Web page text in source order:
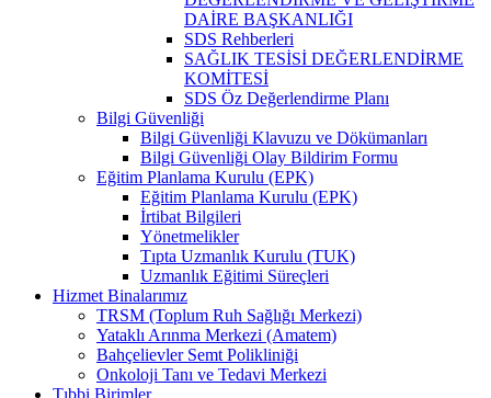
DAİRE BAŞKANLIĞI
SDS Rehberleri
SAĞLIK TESİSİ DEĞERLENDİRME
KOMİTESİ
SDS Öz Değerlendirme Planı
Bilgi Güvenliği
Bilgi Güvenliği Klavuzu ve Dökümanları
Bilgi Güvenliği Olay Bildirim Formu
Eğitim Planlama Kurulu (EPK)
Eğitim Planlama Kurulu (EPK)
İrtibat Bilgileri
Yönetmelikler
Tıpta Uzmanlık Kurulu (TUK)
Uzmanlık Eğitimi Süreçleri
Hizmet Binalarımız
TRSM (Toplum Ruh Sağlığı Merkezi)
Yataklı Arınma Merkezi (Amatem)
Bahçelievler Semt Polikliniği
Onkoloji Tanı ve Tedavi Merkezi
Tıbbi Birimler